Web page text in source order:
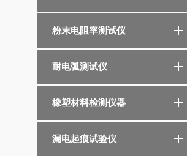
粉末电阻率测试仪
耐电弧测试仪
橡塑材料检测仪器
漏电起痕试验仪